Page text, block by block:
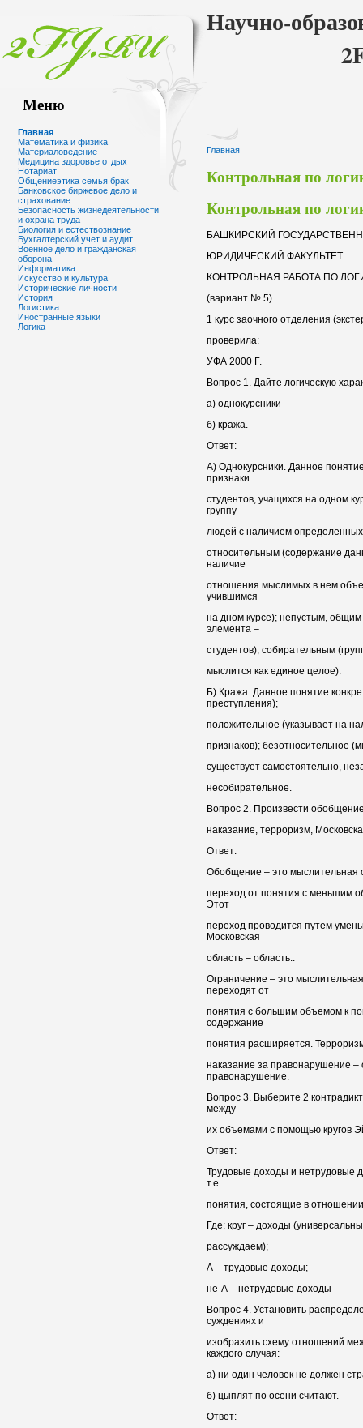
Меню
Главная
Математика и физика
Материаловедение
Медицина здоровье отдых
Нотариат
Общениеэтика семья брак
Банковское биржевое дело и
страхование
Безопасность жизнедеятельности
и охрана труда
Биология и естествознание
Бухгалтерский учет и аудит
Военное дело и гражданская
оборона
Информатика
Искусство и культура
Исторические личности
История
Логистика
Иностранные языки
Логика
Научно-
Главная
Контрольная по
Контрольная по
БАШКИРСКИЙ
ЮРИДИЧЕСКИЙ ФАКУЛЬТЕТ
КОНТРОЛЬНАЯ РАБОТА ПО
(вариант № 5)
1 курс заочного отделения
проверила:
УФА 2000 Г.
Вопрос 1. Дайте логическую
а) однокурсники
б) кража.
Ответ:
А) Однокурсники. Данное
признаки
студентов, учащихся на одном
группу
людей с наличием
относительным (содержание
наличие
отношения мыслимых в нем
учившимся
на дном курсе); непустым,
элемента –
студентов); собирательным
мыслится как единое целое).
Б) Кража. Данное понятие
преступления);
положительное (указывает на
признаков); безотносительное
существует самостоятельно,
несобирательное.
Вопрос 2. Произвести
наказание, терроризм,
Ответ:
Обобщение – это мыслительная
переход от понятия с меньшим
Этот
переход проводится путем
Московская
область – область..
Ограничение – это
переходят от
понятия с большим объемом к
содержание
понятия расширяется.
наказание за правонарушение –
правонарушение.
Вопрос 3. Выберите 2
между
их объемами с помощью кругов
Ответ:
Трудовые доходы и нетрудовые
т.е.
понятия, состоящие в
Где: круг – доходы
рассуждаем);
А – трудовые доходы;
не-А – нетрудовые доходы
Вопрос 4. Установить
суждениях и
изобразить схему отношений
каждого случая:
а) ни один человек не должен
б) цыплят по осени считают.
Ответ: